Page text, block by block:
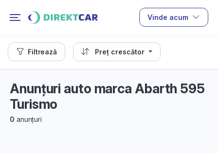
Vinde acum
Filtrează Preț crescător
Anunțuri auto marca Abarth 595
Turismo
0 anunțuri